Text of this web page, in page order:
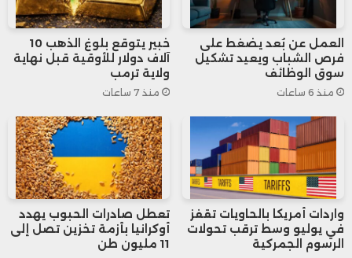
في طريقة استخدامها وتأثيرها في الاقتصاد.
تشير تقديرات تقرير UBS للثروة العالمية إلى
ستنتقل بين الأجيال خلال العقدين أو الثلاثة
المقبلة، في واحدة من أكبر عمليات إعادة
توزيع الثروة في التاريخ الحديث.
ومن المتوقع أن تنتقل نحو 9 تريليونات دولار
العمل عن بُعد يضغط على
فرص الشباب ويعيد تشكيل
سوق الوظائف
منذ 6 ساعات
خبير يتوقع بلوغ الذهب 10
آلاف دولار للأوقية قبل نهاية
ولاية ترمب
منذ 7 ساعات
واردات أمريكا بالحاويات تقفز
في يوليو وسط ترقب تحولات
الرسوم الجمركية
تعطل صادرات الحبوب يهدد
أوكرانيا بأزمة تخزين تصل إلى
11 مليون طن